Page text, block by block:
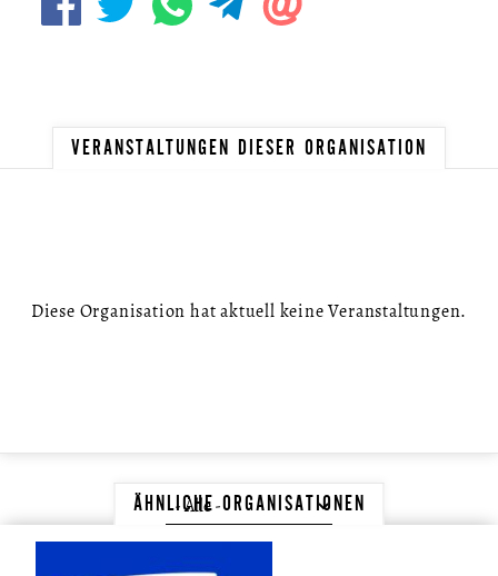
VERANSTALTUNGEN DIESER ORGANISATION
Diese Organisation hat aktuell keine Veranstaltungen.
ÄHNLICHE ORGANISATIONEN